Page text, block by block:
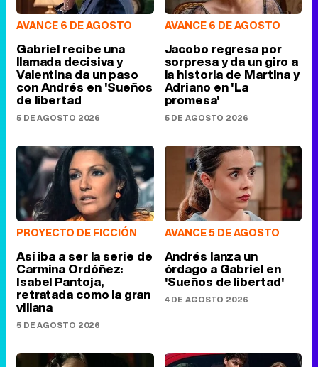
AVANCE 6 DE AGOSTO
Gabriel recibe una
llamada decisiva y
Valentina da un paso
con Andrés en 'Sueños
de libertad
5 DE AGOSTO 2026
AVANCE 6 DE AGOSTO
Jacobo regresa por
sorpresa y da un giro a
la historia de Martina y
Adriano en 'La
promesa'
5 DE AGOSTO 2026
PROYECTO DE FICCIÓN
Así iba a ser la serie de
Carmina Ordóñez:
Isabel Pantoja,
retratada como la gran
villana
5 DE AGOSTO 2026
AVANCE 5 DE AGOSTO
Andrés lanza un
órdago a Gabriel en
'Sueños de libertad'
4 DE AGOSTO 2026